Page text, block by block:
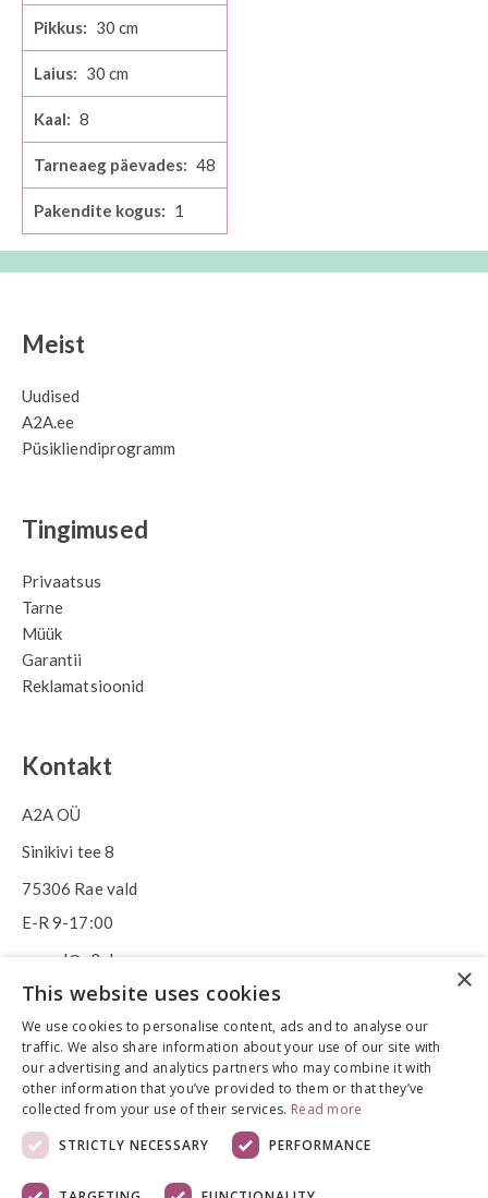
30
30
8
48
1
Meist
Uudised
A2A.ee
Püsikliendiprogramm
Tingimused
Privaatsus
Tarne
Müük
Garantii
Reklamatsioonid
Kontakt
A2A OÜ
Sinikivi tee 8
75306 Rae vald
E-R 9-17:00
epood@a2ahome.com
+372 58 66 43 46
×
This website uses cookies
We use cookies to personalise content, ads and to analyse our
traffic. We also share information about your use of our site with
our advertising and analytics partners who may combine it with
other information that you’ve provided to them or that they’ve
collected from your use of their services. Read more
STRICTLY NECESSARY
PERFORMANCE